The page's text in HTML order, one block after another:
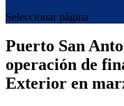
Seleccionar página
Puerto San
operación de
Exterior en